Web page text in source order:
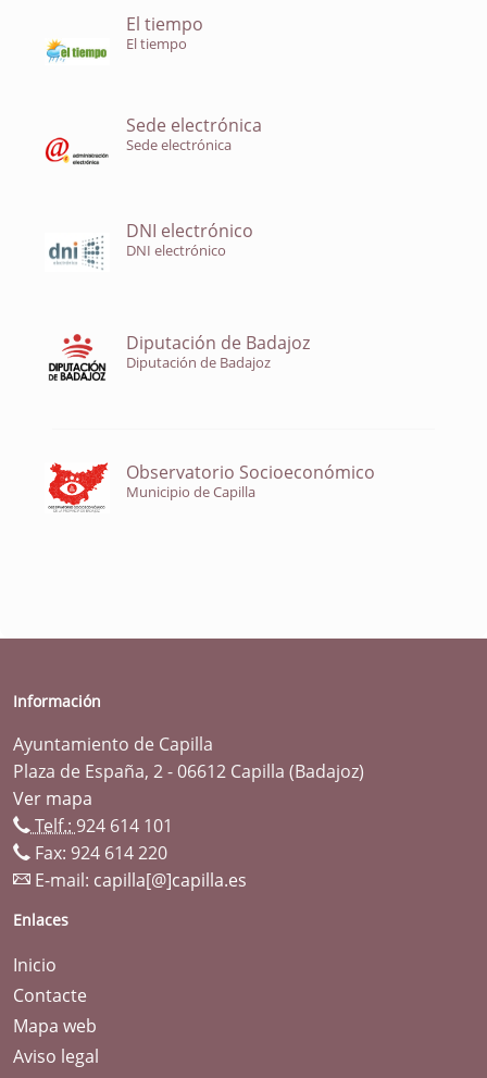
El tiempo
El tiempo
Sede electrónica
Sede electrónica
DNI electrónico
DNI electrónico
Diputación de Badajoz
Diputación de Badajoz
Observatorio Socioeconómico
Municipio de Capilla
Información
Ayuntamiento de Capilla
Plaza de España, 2 - 06612 Capilla (Badajoz)
Ver mapa
Telf.: 924 614 101
Fax: 924 614 220
E-mail: capilla[@]capilla.es
Enlaces
Inicio
Contacte
Mapa web
Aviso legal